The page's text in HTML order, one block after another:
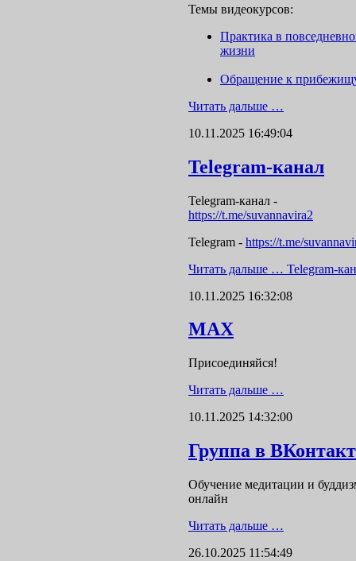
Темы видеокурсов:
Практика в
жизни
Обращение к
Читать дальше …
10.11.2025 16:49:04
Telegram-канал
Telegram-канал -
https://t.me/suvannavira2
Telegram - https://t.me/
Читать дальше … Telegram-
10.11.2025 16:32:08
MAX
Присоединяйся!
Читать дальше …
10.11.2025 14:32:00
Группа в
Обучение медитации и
онлайн
Читать дальше …
26.10.2025 11:54:49